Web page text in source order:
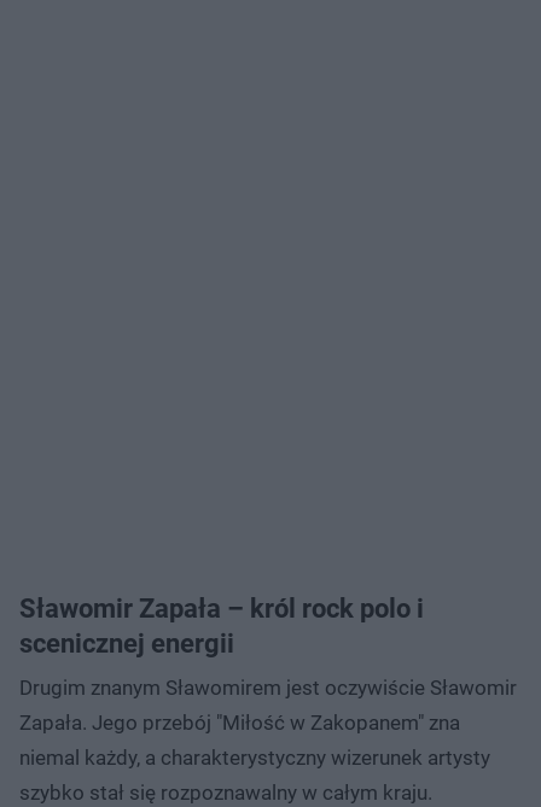
Sławomir Zapała – król rock polo i
scenicznej energii
Drugim znanym Sławomirem jest oczywiście Sławomir
Zapała. Jego przebój "Miłość w Zakopanem" zna
niemal każdy, a charakterystyczny wizerunek artysty
szybko stał się rozpoznawalny w całym kraju.